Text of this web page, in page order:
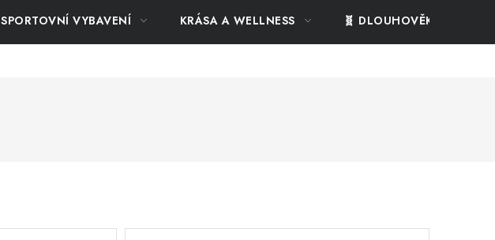
SPORTOVNÍ VYBAVENÍ KRÁSA A WELLNESS 🧬 DLOUHOVĚKOST